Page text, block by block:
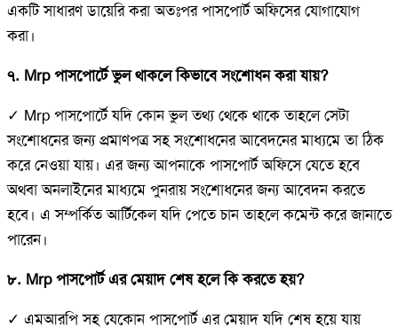
একটি সাধারণ ডায়েরি করা অতঃপর পাসপোর্ট অফিসের যোগাযোগ
করা।
৭. Mrp পাসপোর্টে ভুল থাকলে কিভাবে সংশোধন করা যায়?
✓ Mrp পাসপোর্টে যদি কোন ভুল তথ্য থেকে থাকে তাহলে সেটা
সংশোধনের জন্য প্রমাণপত্র সহ সংশোধনের আবেদনের মাধ্যমে তা ঠিক
করে নেওয়া যায়। এর জন্য আপনাকে পাসপোর্ট অফিসে যেতে হবে
অথবা অনলাইনের মাধ্যমে পুনরায় সংশোধনের জন্য আবেদন করতে
হবে। এ সম্পর্কিত আর্টিকেল যদি পেতে চান তাহলে কমেন্ট করে জানাতে
পারেন।
৮. Mrp পাসপোর্ট এর মেয়াদ শেষ হলে কি করতে হয়?
✓ এমআরপি সহ যেকোন পাসপোর্ট এর মেয়াদ যদি শেষ হয়ে যায়